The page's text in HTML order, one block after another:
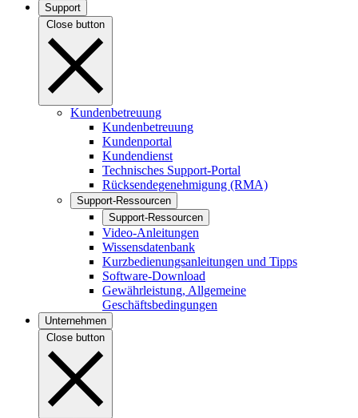
Support
Close button
Kundenbetreuung
Kundenbetreuung
Kundenportal
Kundendienst
Technisches Support-Portal
Rücksendegenehmigung (RMA)
Support-Ressourcen
Support-Ressourcen
Video-Anleitungen
Wissensdatenbank
Kurzbedienungsanleitungen und Tipps
Software-Download
Gewährleistung, Allgemeine
Geschäftsbedingungen
Unternehmen
Close button